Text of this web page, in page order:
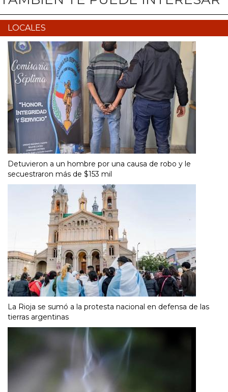
LOCALES
Detuvieron a un hombre por una causa de robo y le
secuestraron más de $153 mil
La Rioja se sumó a la protesta nacional en defensa de las
tierras argentinas